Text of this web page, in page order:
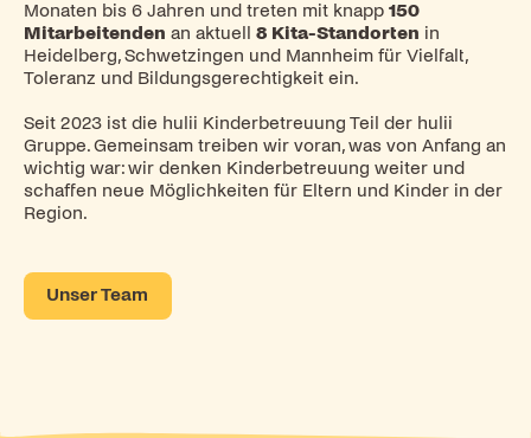
Monaten bis 6 Jahren und treten mit knapp 150
Mitarbeitenden an aktuell 8 Kita-Standorten in
Heidelberg, Schwetzingen und Mannheim für Vielfalt,
Toleranz und Bildungsgerechtigkeit ein.
Seit 2023 ist die hulii Kinderbetreuung Teil der hulii
Gruppe. Gemeinsam treiben wir voran, was von Anfang an
wichtig war: wir denken Kinderbetreuung weiter und
schaffen neue Möglichkeiten für Eltern und Kinder in der
Region.
Unser Team